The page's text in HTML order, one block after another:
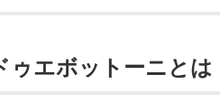
ゥエボットーニとは